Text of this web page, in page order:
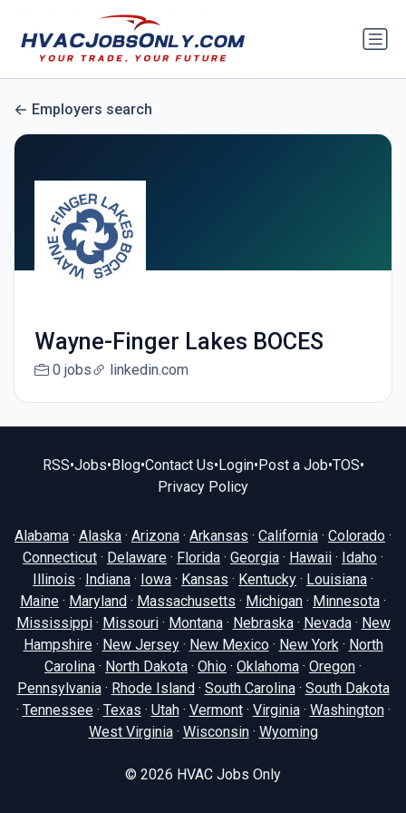
Employers search
Wayne-Finger Lakes BOCES
0 jobs linkedin.com
RSS•Jobs•Blog•Contact Us•Login•Post a Job•TOS•
Privacy Policy
Alabama · Alaska · Arizona · Arkansas · California · Colorado ·
Connecticut · Delaware · Florida · Georgia · Hawaii · Idaho ·
Illinois · Indiana · Iowa · Kansas · Kentucky · Louisiana ·
Maine · Maryland · Massachusetts · Michigan · Minnesota ·
Mississippi· Missouri· Montana· Nebraska· Nevada· New
Hampshire· New Jersey· New Mexico· New York· North
Carolina · North Dakota · Ohio · Oklahoma · Oregon ·
Pennsylvania· Rhode Island · South Carolina· South Dakota
· Tennessee· Texas · Utah· Vermont· Virginia· Washington·
West Virginia· Wisconsin· Wyoming
© 2026 HVAC Jobs Only